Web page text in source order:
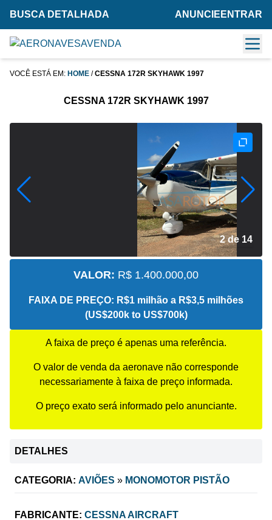
BUSCA DETALHADA ANUNCIE ENTRAR
VOCÊ ESTÁ EM: HOME /CESSNA 172R SKYHAWK 1997
CESSNA 172R SKYHAWK 1997
2 de 14
VALOR: R$ 1.400.000,00
FAIXA DE PREÇO: R$1 milhão a R$3,5 milhões
(US$200k to US$700k)
A faixa de preço é apenas uma referência.
O valor de venda da aeronave não corresponde
necessariamente à faixa de preço informada.
O preço exato será informado pelo anunciante.
DETALHES
CATEGORIA: AVIÕES » MONOMOTOR PISTÃO
FABRICANTE: CESSNA AIRCRAFT